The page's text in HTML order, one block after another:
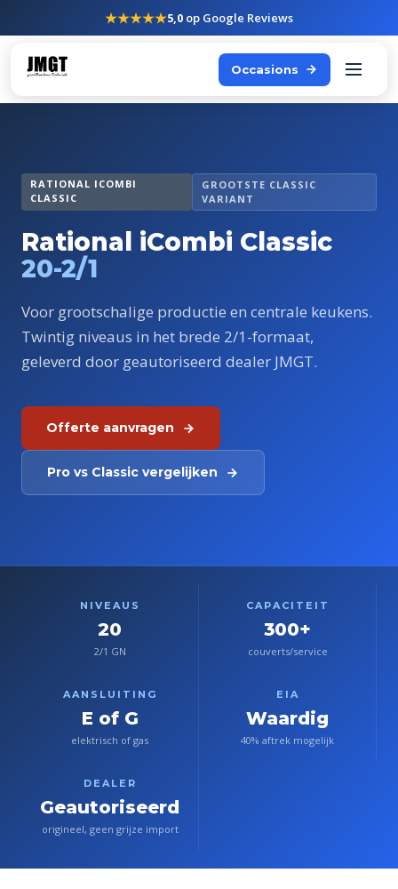
★★★★★5,0 op Google Reviews
Occasions
RATIONAL ICOMBI
CLASSIC
GROOTSTE CLASSIC
VARIANT
Rational iCombi Classic
20-2/1
Voor grootschalige productie en centrale keukens.
Twintig niveaus in het brede 2/1-formaat,
geleverd door geautoriseerd dealer JMGT.
Offerte aanvragen
Pro vs Classic vergelijken
NIVEAUS
20
2/1 GN
CAPACITEIT
300+
couverts/service
AANSLUITING
E of G
elektrisch of gas
EIA
Waardig
40% aftrek mogelijk
DEALER
Geautoriseerd
origineel, geen grijze import